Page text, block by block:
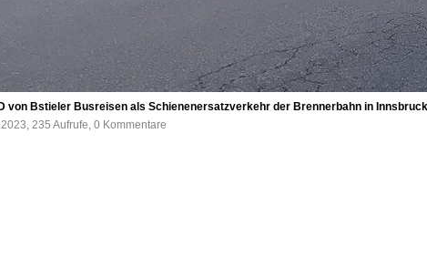
von Bstieler Busreisen als Schienenersatzverkehr der Brennerbahn in
235 Aufrufe, 0 Kommentare